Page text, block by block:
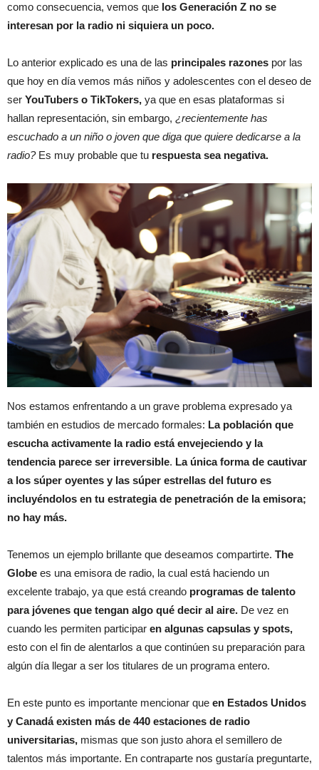
como consecuencia, vemos que los Generación Z no se
interesan por la radio ni siquiera un poco.
Lo anterior explicado es una de las principales razones por las
que hoy en día vemos más niños y adolescentes con el deseo de
ser YouTubers o TikTokers, ya que en esas plataformas si
hallan representación, sin embargo, ¿recientemente has
escuchado a un niño o joven que diga que quiere dedicarse a la
radio?Es muy probable que tu respuesta sea negativa.
Nos estamos enfrentando a un grave problema expresado ya
también en estudios de mercado formales: La población que
escucha activamente la radio está envejeciendo y la
tendencia parece ser irreversible. La única forma de cautivar
a los súper oyentes y las súper estrellas del futuro es
incluyéndolos en tu estrategia de penetración de la emisora;
no hay más.
Tenemos un ejemplo brillante que deseamos compartirte. The
Globe es una emisora de radio, la cual está haciendo un
excelente trabajo, ya que está creando programas de talento
para jóvenes que tengan algo qué decir al aire. De vez en
cuando les permiten participar en algunas capsulas y spots,
esto con el fin de alentarlos a que continúen su preparación para
algún día llegar a ser los titulares de un programa entero.
En este punto es importante mencionar que en Estados Unidos
y Canadá existen más de 440 estaciones de radio
universitarias, mismas que son justo ahora el semillero de
talentos más importante. En contraparte nos gustaría preguntarte,